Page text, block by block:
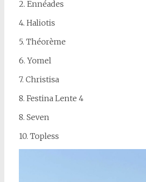
2. Ennéades
4. Haliotis
5. Théorème
6. Yomel
7. Christisa
8. Festina Lente 4
8. Seven
10. Topless